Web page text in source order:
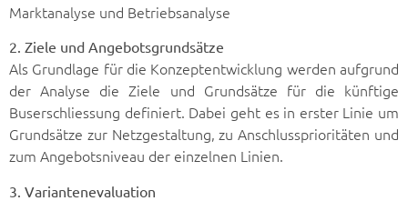
Marktanalyse und Betriebsanalyse
2. Ziele und Angebotsgrundsätze
Als Grundlage für die Konzeptentwicklung werden aufgrund
der Analyse die Ziele und Grundsätze für die künftige
Buserschliessung definiert. Dabei geht es in erster Linie um
Grundsätze zur Netzgestaltung, zu Anschlussprioritäten und
zum Angebotsniveau der einzelnen Linien.
3. Variantenevaluation